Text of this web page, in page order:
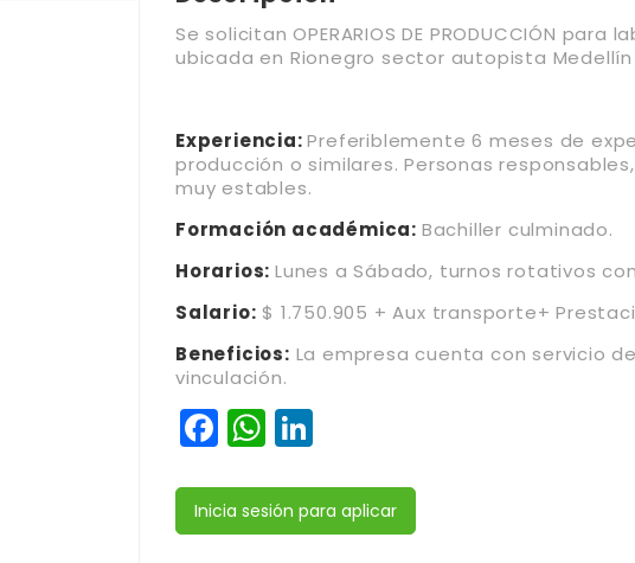
Se solicitan OPERARIOS DE PRODUCCIÓN
ubicada en Rionegro sector autopista
Experiencia:Preferiblemente 6 meses de
producción o similares. Personas
muy estables.
Formación académica: Bachiller culminado.
Horarios: Lunes a Sábado, turnos rotativos
Salario: $ 1.750.905 + Aux transporte+
Beneficios: La empresa cuenta con servicio
vinculación.
Facebook
WhatsApp
Inicia sesión para aplicar